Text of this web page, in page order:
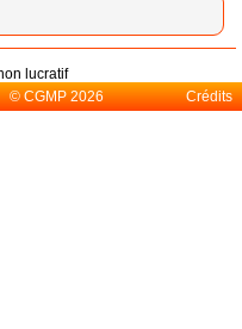
lucratif
© CGMP 2026 Crédits